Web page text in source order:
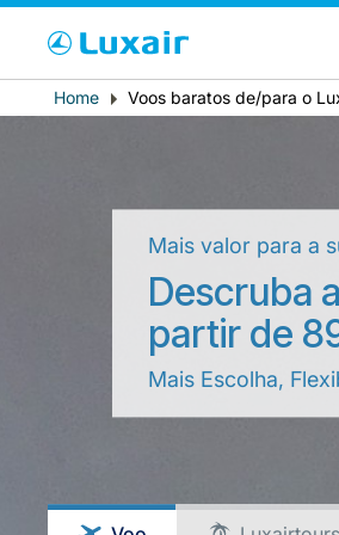
País de residência
Breadcrumb
Home Voos baratos de/para o
Mais valor para a
Descruba
partir de
Mais Escolha,